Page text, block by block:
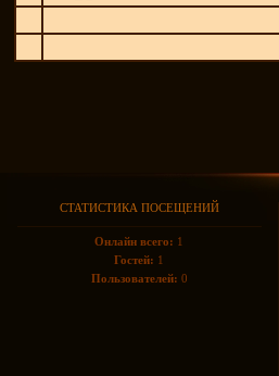
СТАТИСТИКА ПОСЕЩЕНИЙ
Онлайн всего: 1
Гостей: 1
Пользователей: 0